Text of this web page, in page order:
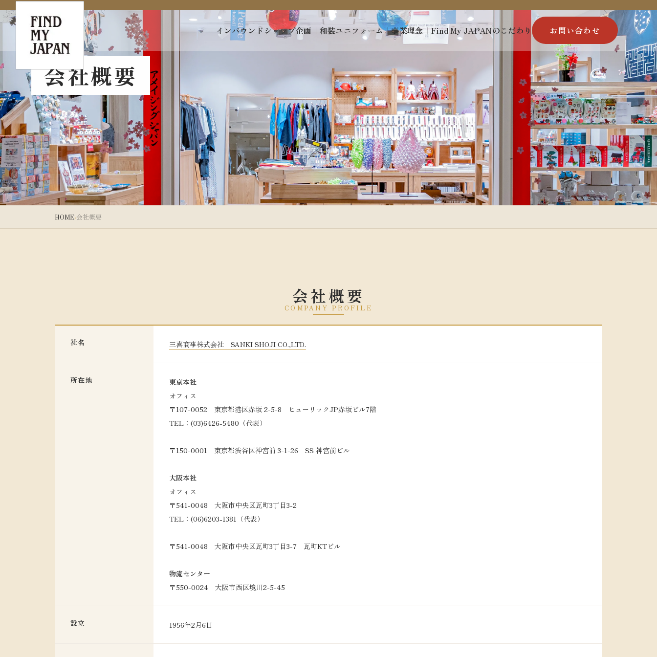
インバウンドショップ企画 ｜ 和装ユニフォーム｜事業理念｜Find My JAPANのこだわり お問い合わせ
Company
会社概要
HOME›会社概要
会社概要
COMPANY PROFILE
社名 三喜商事株式会社 SANKI SHOJI CO.,LTD.
所在地
東京本社
オフィス
〒107-0052 東京都港区赤坂 2-5-8 ヒューリックJP赤坂ビル7階
TEL：(03)6426-5480（代表）
〒150-0001 東京都渋谷区神宮前 3-1-26 SS 神宮前ビル
大阪本社
オフィス
〒541-0048 大阪市中央区瓦町3丁目3-2
TEL：(06)6203-1381（代表）
〒541-0048 大阪市中央区瓦町3丁目3-7 瓦町KTビル
物流センター
〒550-0024 大阪市西区境川2-5-45
設立 1956年2月6日